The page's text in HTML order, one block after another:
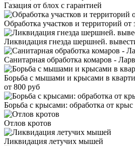
Газация от блох с гарантией
Обработка участков и территорий от
Ликвидация гнезда шершней.
Санитарная обработка комаров -
Борьба с мышами и крысами в
от 800 руб
Борьба с крысами: обработка от
Отлов кротов
Ликвидация летучих мышей